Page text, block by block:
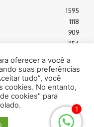
1595
1118
909
354
128
115
safras.news
1
oferecer a você a
suas preferências
tudo”, você
cookies. No entanto,
cookies" para